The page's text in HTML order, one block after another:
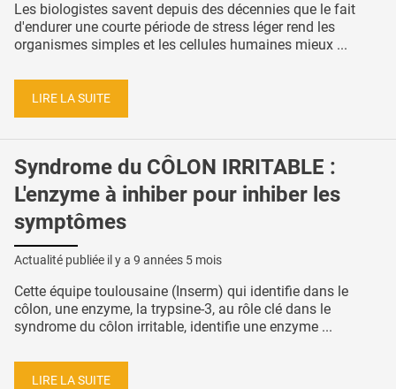
Les biologistes savent depuis des décennies que le fait
d'endurer une courte période de stress léger rend les
organismes simples et les cellules humaines mieux ...
LIRE LA SUITE
Syndrome du CÔLON IRRITABLE :
L'enzyme à inhiber pour inhiber les
symptômes
Actualité publiée il y a 9 années 5 mois
Cette équipe toulousaine (Inserm) qui identifie dans le
côlon, une enzyme, la trypsine-3, au rôle clé dans le
syndrome du côlon irritable, identifie une enzyme ...
LIRE LA SUITE